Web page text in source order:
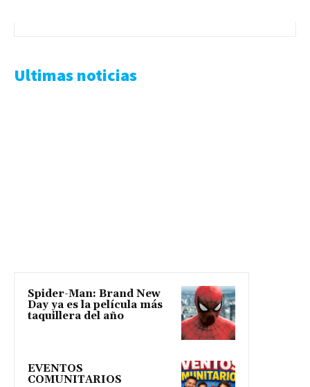
Ultimas noticias
Spider-Man: Brand New
Day ya es la película más
taquillera del año
EVENTOS
COMUNITARIOS